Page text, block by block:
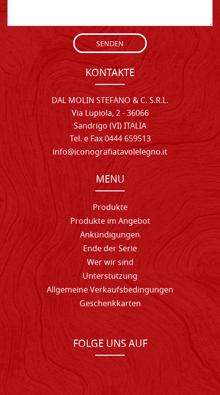
SENDEN
KONTAKTE
DAL MOLIN STEFANO & C. S.R.L.
Via Lupiola, 2 - 36066
Sandrigo (VI) ITALIA
Tel. e Fax 0444 659513
info@iconografiatavolelegno.it
MENU
Produkte
Produkte im Angebot
Ankündigungen
Ende der Serie
Wer wir sind
Unterstutzung
Allgemeine Verkaufsbedingungen
Geschenkkarten
FOLGE UNS AUF